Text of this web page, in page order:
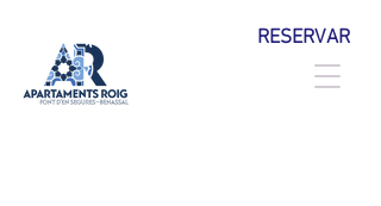
RESERVAR